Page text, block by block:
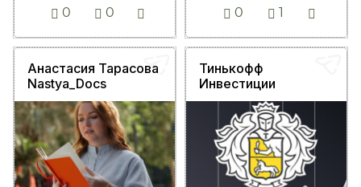
0 0 0 1
Анастасия Тарасова
Nastya_Docs
Тинькофф
Инвестиции